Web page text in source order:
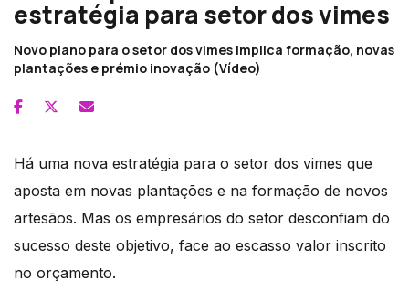
estratégia para setor dos vimes
Novo plano para o setor dos vimes implica formação, novas
plantações e prémio inovação (Vídeo)
Há uma nova estratégia para o setor dos vimes que
aposta em novas plantações e na formação de novos
artesãos. Mas os empresários do setor desconfiam do
sucesso deste objetivo, face ao escasso valor inscrito
no orçamento.